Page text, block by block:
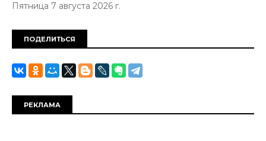
Пятница 7 августа 2026 г.
ПОДЕЛИТЬСЯ
РЕКЛАМА